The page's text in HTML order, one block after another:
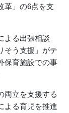
革」の6点を支
よる出張相談
そう支援」がテ
保育施設での事
両立を支援する
よる育児を推進